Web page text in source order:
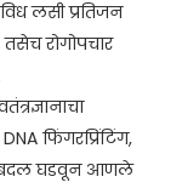
लसी प्रतिजन
रोगोपचार
फिंगरप्रिंटिंग,
बदल घडवून आणले